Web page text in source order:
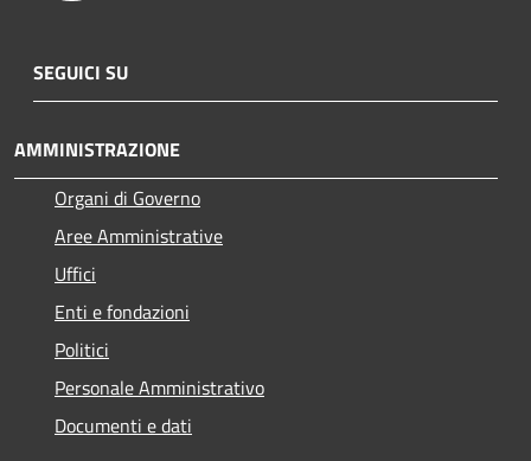
SEGUICI SU
AMMINISTRAZIONE
Organi di Governo
Aree Amministrative
Uffici
Enti e fondazioni
Politici
Personale Amministrativo
Documenti e dati